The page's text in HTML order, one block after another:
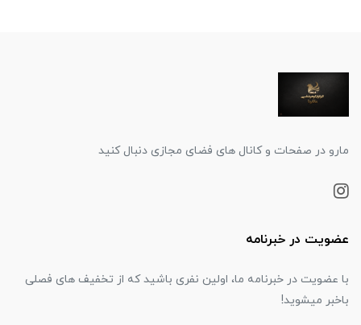
مارو در صفحات و کانال های فضای مجازی دنبال کنید
عضویت در خبرنامه
با عضویت در خبرنامه ما، اولین نفری باشید که از تخفیف های فصلی
باخبر میشوید!